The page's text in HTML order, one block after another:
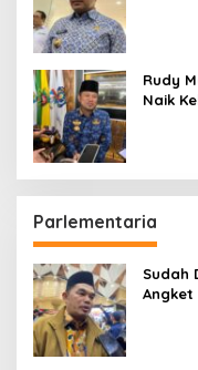
Rudy
Naik
Parlementaria
Sudah
Angket